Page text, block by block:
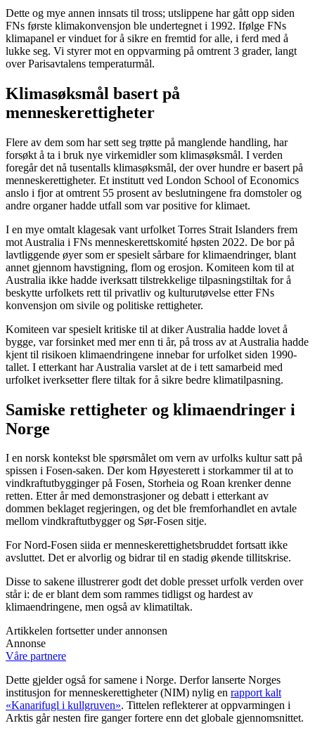
Dette og mye annen innsats til tross; utslippene har gått opp siden
FNs første klimakonvensjon ble undertegnet i 1992. Ifølge FNs
klimapanel er vinduet for å sikre en fremtid for alle, i ferd med å
lukke seg. Vi styrer mot en oppvarming på omtrent 3 grader, langt
over Parisavtalens temperaturmål.
Klimasøksmål basert på
menneskerettigheter
Flere av dem som har sett seg trøtte på manglende handling, har
forsøkt å ta i bruk nye virkemidler som klimasøksmål. I verden
foregår det nå tusentalls klimasøksmål, der over hundre er basert på
menneskerettigheter. Et institutt ved London School of Economics
anslo i fjor at omtrent 55 prosent av beslutningene fra domstoler og
andre organer hadde utfall som var positive for klimaet.
I en mye omtalt klagesak vant urfolket Torres Strait Islanders frem
mot Australia i FNs menneskerettskomité høsten 2022. De bor på
lavtliggende øyer som er spesielt sårbare for klimaendringer, blant
annet gjennom havstigning, flom og erosjon. Komiteen kom til at
Australia ikke hadde iverksatt tilstrekkelige tilpasningstiltak for å
beskytte urfolkets rett til privatliv og kulturutøvelse etter FNs
konvensjon om sivile og politiske rettigheter.
Komiteen var spesielt kritiske til at diker Australia hadde lovet å
bygge, var forsinket med mer enn ti år, på tross av at Australia hadde
kjent til risikoen klimaendringene innebar for urfolket siden 1990-
tallet. I etterkant har Australia varslet at de i tett samarbeid med
urfolket iverksetter flere tiltak for å sikre bedre klimatilpasning.
Samiske rettigheter og klimaendringer i
Norge
I en norsk kontekst ble spørsmålet om vern av urfolks kultur satt på
spissen i Fosen-saken. Der kom Høyesterett i storkammer til at to
vindkraftutbygginger på Fosen, Storheia og Roan krenker denne
retten. Etter år med demonstrasjoner og debatt i etterkant av
dommen beklaget regjeringen, og det ble fremforhandlet en avtale
mellom vindkraftutbygger og Sør-Fosen sitje.
For Nord-Fosen siida er menneskerettighetsbruddet fortsatt ikke
avsluttet. Det er alvorlig og bidrar til en stadig økende tillitskrise.
Disse to sakene illustrerer godt det doble presset urfolk verden over
står i: de er blant dem som rammes tidligst og hardest av
klimaendringene, men også av klimatiltak.
Artikkelen fortsetter under annonsen
Annonse
Våre partnere
Dette gjelder også for samene i Norge. Derfor lanserte Norges
institusjon for menneskerettigheter (NIM) nylig en rapport kalt
«Kanarifugl i kullgruven». Tittelen reflekterer at oppvarmingen i
Arktis går nesten fire ganger fortere enn det globale gjennomsnittet.